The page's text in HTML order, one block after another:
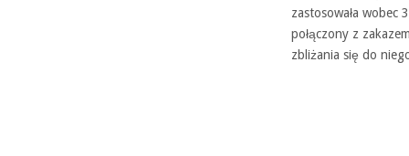
zastosowała
połączony z
zbliżania się do